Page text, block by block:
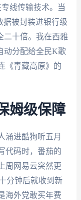
线传输技术。当
据被封装进银行级
二十倍。我在西雅
动分配给全民K歌
《青藏高原》的
姆级保障
涌进酷狗听五月
代码时，番茄的
周网易云突然更
分钟后就收到新
海外党敢买年费